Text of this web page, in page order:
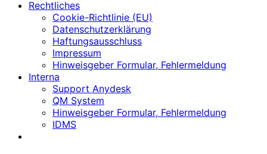
Rechtliches
Cookie-Richtlinie (EU)
Datenschutzerklärung
Haftungsausschluss
Impressum
Hinweisgeber Formular, Fehlermeldung
Interna
Support Anydesk
QM System
Hinweisgeber Formular, Fehlermeldung
IDMS